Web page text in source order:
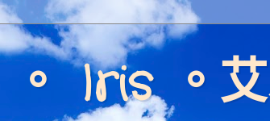
Iris 。